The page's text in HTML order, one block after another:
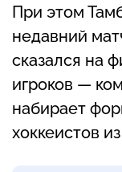
При этом
недавний
сказался на
игроков —
набирает
хоккеистов